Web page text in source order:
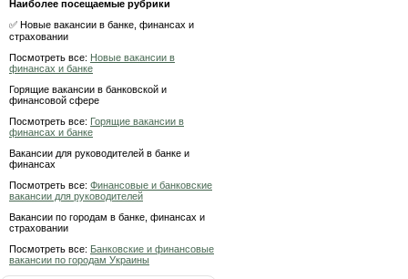
Наиболее посещаемые рубрики
✅ Новые вакансии в банке, финансах и
страховании
Посмотреть все: Новые вакансии в
финансах и банке
Горящие вакансии в банковской и
финансовой сфере
Посмотреть все: Горящие вакансии в
финансах и банке
Вакансии для руководителей в банке и
финансах
Посмотреть все: Финансовые и банковские
вакансии для руководителей
Вакансии по городам в банке, финансах и
страховании
Посмотреть все: Банковские и финансовые
вакансии по городам Украины